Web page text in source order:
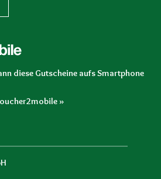
diese Gutscheine aufs Smartphone
»